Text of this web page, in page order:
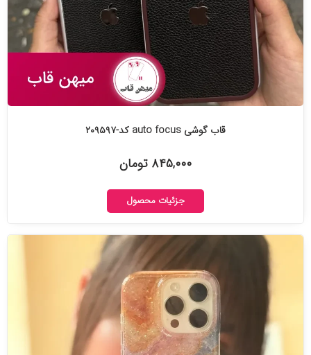
قاب گوشی auto focus کد-۲۰۹۵۹۷
۸۴۵,۰۰۰ تومان
جزئیات محصول